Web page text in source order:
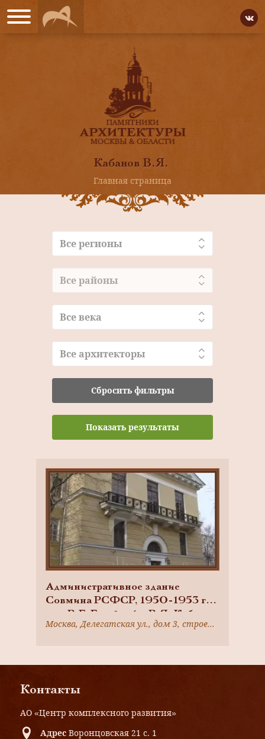
Кабанов В.Я.
Главная страница
Все регионы
Все районы
Все века
Все архитекторы
Сбросить фильтры
Показать результаты
Административное здание
Совмина РСФСР, 1950-1953 гг.,
арх. В.Г. Гельфрейх, В.Я. Кабанов
Москва, Делегатская ул., дом 3, строение 1
Контакты
АО «Центр комплексного развития»
Адрес Воронцовская 21 с. 1